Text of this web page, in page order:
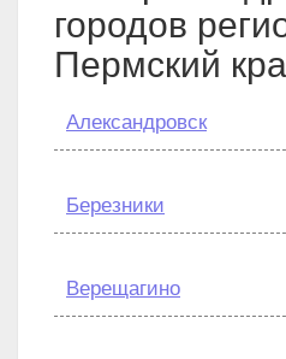
городов
Пермский
Александровск
Березники
Верещагино